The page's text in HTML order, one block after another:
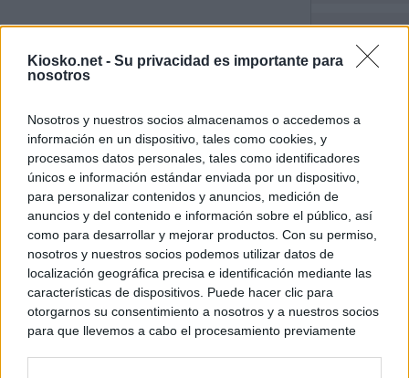
Kiosko.net - Su privacidad es importante para
nosotros
Nosotros y nuestros socios almacenamos o accedemos a
información en un dispositivo, tales como cookies, y
procesamos datos personales, tales como identificadores
únicos e información estándar enviada por un dispositivo,
para personalizar contenidos y anuncios, medición de
anuncios y del contenido e información sobre el público, así
como para desarrollar y mejorar productos. Con su permiso,
nosotros y nuestros socios podemos utilizar datos de
localización geográfica precisa e identificación mediante las
características de dispositivos. Puede hacer clic para
otorgarnos su consentimiento a nosotros y a nuestros socios
para que llevemos a cabo el procesamiento previamente
Tatuajes,
que busca a los
Ceuta
del PP: así es la
ático de Ayuso
© Kiosko.net Aviso Legal Privacidad y Cookies